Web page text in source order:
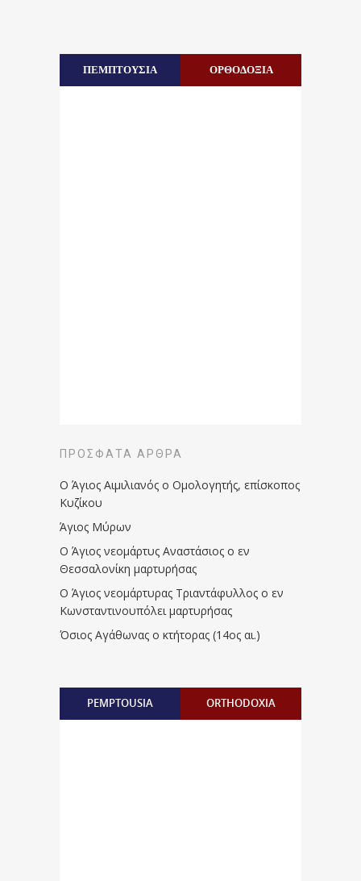
ΠΕΜΠΤΟΥΣΙΑ ΟΡΘΟΔΟΞΙΑ
ΠΡΌΣΦΑΤΑ ΆΡΘΡΑ
Ο Άγιος Αιμιλιανός ο Ομολογητής, επίσκοπος
Κυζίκου
Άγιος Μύρων
Ο Άγιος νεομάρτυς Αναστάσιος ο εν
Θεσσαλονίκη μαρτυρήσας
Ο Άγιος νεομάρτυρας Τριαντάφυλλος ο εν
Κωνσταντινουπόλει μαρτυρήσας
Όσιος Αγάθωνας ο κτήτορας (14ος αι.)
PEMPTOUSIA ORTHODOXIA